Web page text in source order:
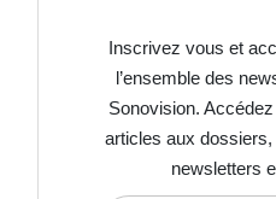
Inscrivez vous et
l’ensemble des
Sonovision.
articles aux
newsletters